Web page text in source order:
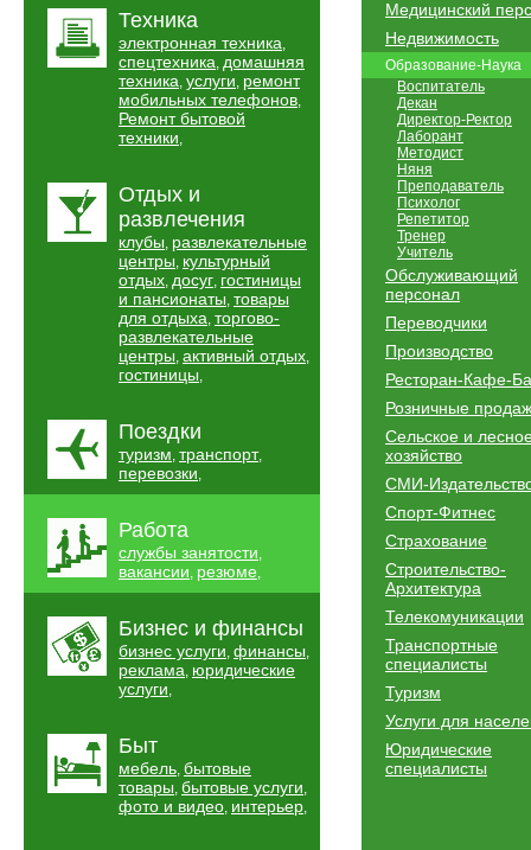
Техника
электронная техника,
спецтехника, домашняя
техника, услуги, ремонт
мобильных телефонов,
Ремонт бытовой
техники,
Отдых и
развлечения
клубы, развлекательные
центры, культурный
отдых, досуг, гостиницы
и пансионаты, товары
для отдыха, торгово-
развлекательные
центры, активный отдых,
гостиницы,
Поездки
туризм, транспорт,
перевозки,
Работа
службы занятости,
вакансии, резюме,
Бизнес и финансы
бизнес услуги, финансы,
реклама, юридические
услуги,
Быт
мебель, бытовые
товары, бытовые услуги,
фото и видео, интерьер,
Медицинский
Недвижимость
Образование-Наука
Воспитатель
Декан
Директор-Ректор
Лаборант
Методист
Няня
Преподаватель
Психолог
Репетитор
Тренер
Учитель
Обслуживающий
персонал
Переводчики
Производство
Ресторан-Кафе-
Розничные
Сельское и
хозяйство
СМИ-
Спорт-Фитнес
Страхование
Строительство-
Архитектура
Телекомуникации
Транспортные
специалисты
Туризм
Услуги для
Юридические
специалисты